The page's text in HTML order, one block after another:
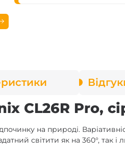
CL26R Pro,
на природі.
світити як на 360°,